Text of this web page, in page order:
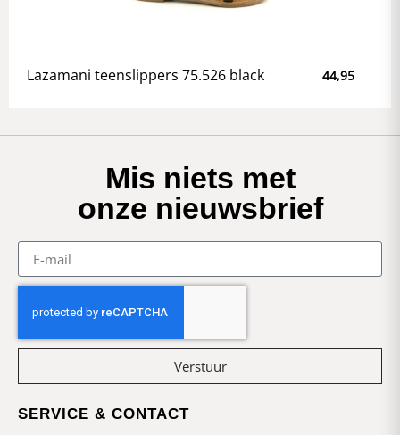
Lazamani teenslippers 75.526 black 44,95
Mis niets met
onze nieuwsbrief
Verstuur
SERVICE & CONTACT